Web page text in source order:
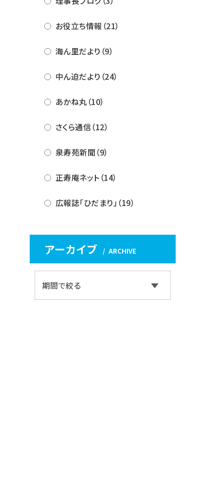
お役立ち情報（21）
海ん里だより（9）
中ん迫だより（24）
あかね丸（10）
さくら通信（12）
泉寿苑新聞（9）
正寿庵ネット（14）
広報誌「ひだまり」（19）
アーカイブ ARCHIVE